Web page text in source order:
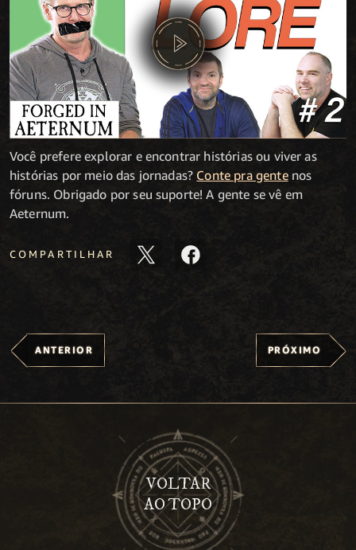
Você prefere explorar e encontrar histórias ou viver as
histórias por meio das jornadas? Conte pra gentenos
fóruns. Obrigado por seu suporte! A gente se vê em
Aeternum.
COMPARTILHAR
ANTERIOR PRÓXIMO
VOLTAR
AO TOPO